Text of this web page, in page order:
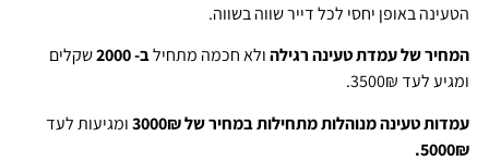
הטעינה באופן יחסי לכל דייר שווה בשווה.
המחיר של עמדת טעינה רגילהולא חכמה מתחילב- 2000
שקלים
ומגיע לעד 3500₪.
עמדות טעינה מנוהלות מתחילות במחיר של 3000₪
ומגיעות לעד
5000₪.